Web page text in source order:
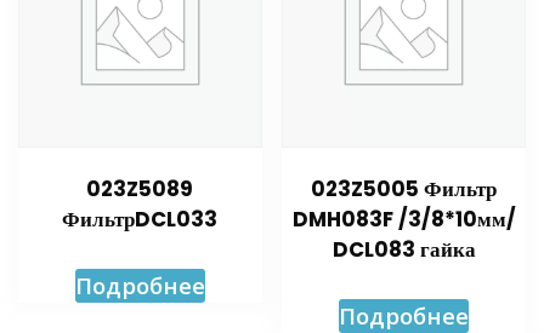
023Z5089
ФильтрDCL033
Подробнее
023Z5005 Фильтр
DMH083F /3/8*10мм/
DCL083 гайка
Подробнее